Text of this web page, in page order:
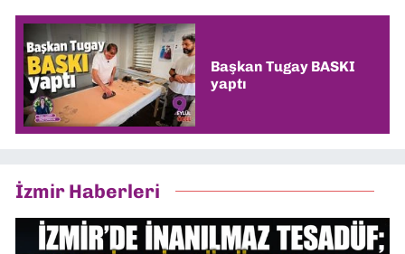
Başkan Tugay BASKI
yaptı
İzmir Haberleri